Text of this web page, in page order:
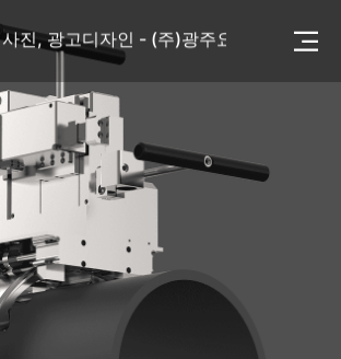
사진, 광고디자인 - (주)광주요
웹사이트 - (주)세스코
동영상, CI - 카피어랜드㈜
동영상, 홈페이지 - (주)분독
동영상, 카탈로그 - 피자마루
웹사이트 - 백조씽크
사진, 광고디자인 - 중외제약
패키지, 디자인 - 고려은단
동영상 - (주)듀오백
동영상 - ㈜고피자
동영상 - 모모스커피㈜
동영상 - 삼양홀딩스